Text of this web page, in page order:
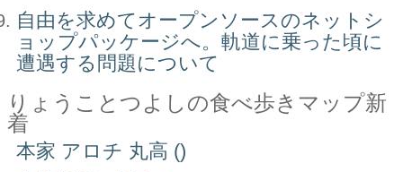
自由を求めてオープンソースのネットシ
ョップパッケージへ。軌道に乗った頃に
遭遇する問題について
りょうことつよしの食べ歩きマップ新
着
本家 アロチ 丸高 ()